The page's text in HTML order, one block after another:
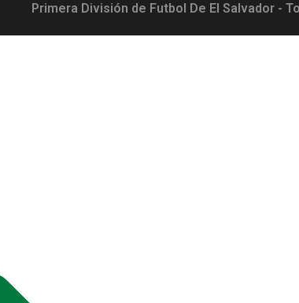
Primera División de Futbol De El Salvador -